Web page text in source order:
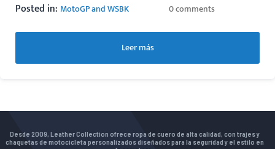
Posted in: MotoGP and WSBK 0 comments
Leer más
Desde 2009, Leather Collection ofrece ropa de cuero de alta calidad, con trajes y
chaquetas de motocicleta personalizados diseñados para la seguridad y el estilo en